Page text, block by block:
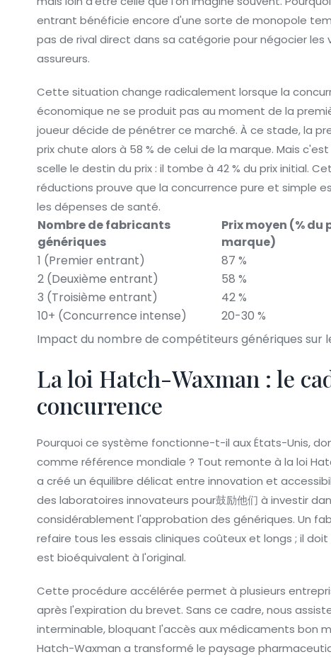
entrant bénéficie encore d'une sorte de monopole
pas de rival direct dans sa catégorie pour négocier les
assureurs.
Cette situation change radicalement lorsque la
économique ne se produit pas au moment de la
joueur décide de pénétrer ce marché. À ce stade, la
prix chute alors à 58 % de celui de la marque. Mais
scelle le destin du prix : il tombe à 42 % du prix initial.
réductions prouve que la concurrence pure et simple
les dépenses de santé.
Impact du nombre de compétiteurs génériques sur
Nombre de fabricants
génériques
Prix moyen (% du
marque)
1 (Premier entrant)
87 %
2 (Deuxième entrant)
58 %
3 (Troisième entrant)
42 %
10+ (Concurrence intense)
20-30 %
La loi Hatch-Waxman : le
concurrence
Pourquoi ce système fonctionne-t-il aux États-Unis,
comme référence mondiale ? Tout remonte à la loi
a créé un équilibre délicat entre innovation et
des laboratoires innovateurs pour鼓励他们 à investir
considérablement l'approbation des génériques. Un
refaire tous les essais cliniques coûteux et longs ; il
est bioéquivalent à l'original.
Cette procédure accélérée permet à plusieurs
après l'expiration du brevet. Sans ce cadre, nous
interminable, bloquant l'accès aux médicaments bon
Hatch-Waxman a transformé le paysage